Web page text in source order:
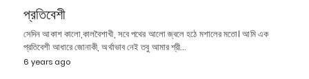
প্রতিবেশী
সেদিন আকাশ কালো,কালবৈশাখী, সবে পথের আলো জ্বলে হঠে মশালের মতো। আমি এক
প্রতিবেশী আধারে জোনাকী, অর্থাভাব নেই তবু আমার শ্রী…
6 years ago